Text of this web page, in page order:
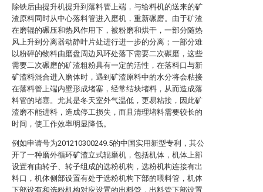
除铁后由提升机提升到落料管上端，与给料机的送来的矿
渣原料同时从中心落料管进入磨机，重新碾磨。由于矿渣
在磨辊的碾压和热风作用下，被粉磨和烘干，一部分随热
风上升到分离器动静叶片处进行进一步的分离；一部分难
以粉碎的物料由磨盘周边风环处落下需要二次碾磨，这些
需要二次碾磨的矿渣粗粉具有一定的活性，在落料口与新
矿渣料混合进入磨体时，遇到矿渣原料中的水分将会粘接
在落料管上端内壁形成堵塞，经常结块堵料，从而造成落
料管的堵塞。尤其是冬天室外气温低，更易粘接，因此矿
渣磨不能进料，造成停工损失，而且清理堵料需要较长的
时间，使工作效率明显降低。
例如申请号为201210300249.5的中国实用新型专利，其公
开了一种磨外循环矿渣立式辊磨机，包括机体，机体上部
设置有由转子、转子组成的选粉机构，选粉机构连接有出
料口，机体侧部设置有处于选粉机构下部的喂料管，机体
下部设有和选粉机构对应设置的出料管，出料管下部设置